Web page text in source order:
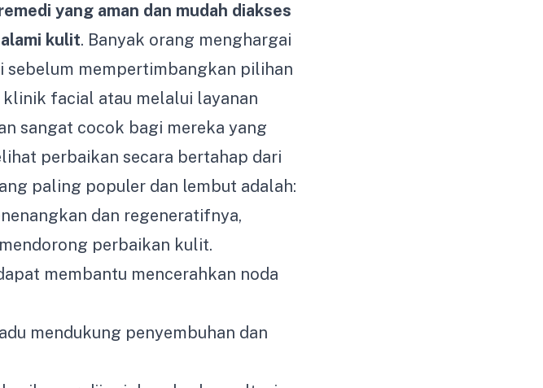
yang aman dan mudah diakses
kulit. Banyak orang menghargai
sebelum mempertimbangkan pilihan
facial atau melalui layanan
sangat cocok bagi mereka yang
perbaikan secara bertahap dari
paling populer dan lembut adalah:
dan regeneratifnya,
perbaikan kulit.
membantu mencerahkan noda
mendukung penyembuhan dan